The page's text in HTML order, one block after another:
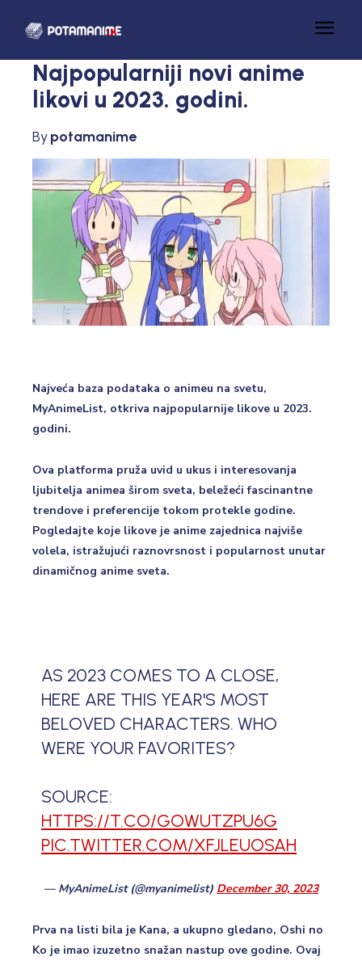
Najpopularniji novi anime
likovi u 2023. godini.
Bypotamanime
Najveća baza podataka o animeu na svetu,
MyAnimeList, otkriva najpopularnije likove u 2023.
godini.
Ova platforma pruža uvid u ukus i interesovanja
ljubitelja animea širom sveta, beležeći fascinantne
trendove i preferencije tokom protekle godine.
Pogledajte koje likove je anime zajednica najviše
volela, istražujući raznovrsnost i popularnost unutar
dinamičnog anime sveta.
AS 2023 COMES TO A CLOSE,
HERE ARE THIS YEAR'S MOST
BELOVED CHARACTERS. WHO
WERE YOUR FAVORITES?
SOURCE:
HTTPS://T.CO/GOWUTZPU6G
PIC.TWITTER.COM/XFJLEUOSAH
— MyAnimeList (@myanimelist) December 30, 2023
Prva na listi bila je Kana, a ukupno gledano, Oshi no
Ko je imao izuzetno snažan nastup ove godine. Ovaj